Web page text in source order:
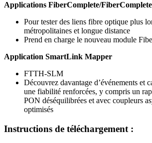
Applications FiberComplete/
Pour tester des liens fibre optique plus
métropolitaines et longue distance
Prend en charge le nouveau module
Application SmartLink Mapper
FTTH-SLM
Découvrez davantage d’événements et
une fiabilité renforcées, y compris un
PON déséquilibrées et avec coupleurs
optimisés
Instructions de téléchargement :